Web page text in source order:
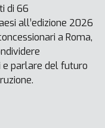
di 66
all’edizione 2026
a Roma,
e parlare del futuro